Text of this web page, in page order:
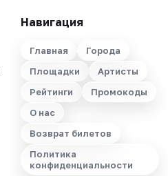
Навигация
Главная
Города
Площадки
Артисты
Рейтинги
Промокоды
О нас
Возврат билетов
Политика
конфиденциальности